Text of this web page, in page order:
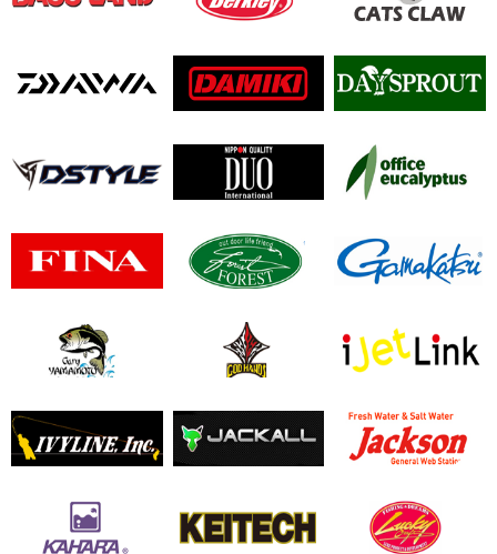
데이스프라우트
유칼립투스
가마가츠
아이젯링크
쟈칼
럭키크래프트